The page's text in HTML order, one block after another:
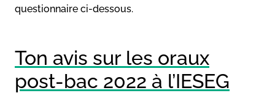
questionnaire ci-dessous.
Ton avis sur les oraux
post-bac 2022 à l’IESEG